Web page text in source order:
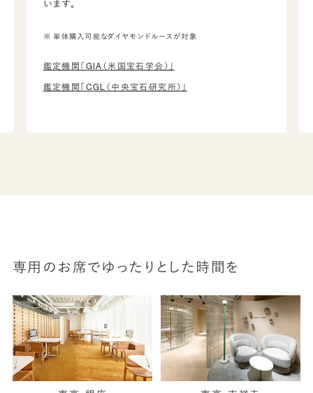
います。
※ 単体購入可能なダイヤモンドルースが対象
鑑定機関「GIA（米国宝石学会）」
鑑定機関「CGL（中央宝石研究所）」
専用のお席でゆったりとした時間を